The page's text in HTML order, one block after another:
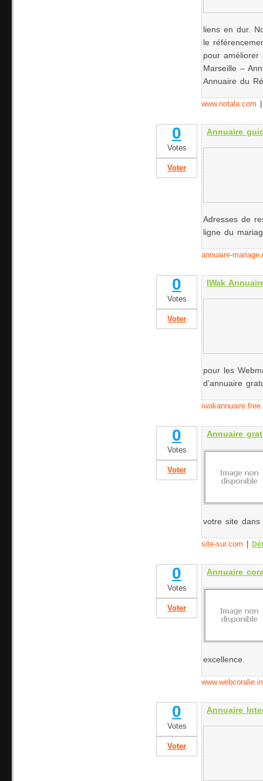
liens en dur.
le
pour améliorer
Marseille –
Annuaire du
www.notala.com
0
Votes
Voter
Annuaire
Adresses de
ligne du
annuaire-
0
Votes
Voter
IWak
pour les
d’annuaire
0
Votes
Voter
Annuaire
votre site dans
site-sur.com
0
Votes
Voter
Annuaire
excellence.
0
Votes
Voter
Annuaire